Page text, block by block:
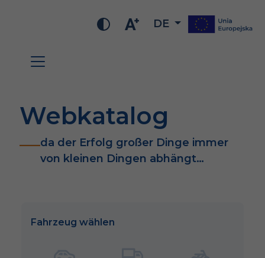
DE
Webkatalog
da der Erfolg großer Dinge immer
von kleinen Dingen abhängt…
Fahrzeug wählen